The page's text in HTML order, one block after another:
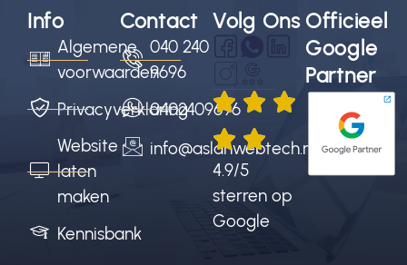
Info
Algemene
voorwaarden
Privacyverklaring
Website
laten
maken
Kennisbank
Contact
040 240
9696
0402409696
info@aslanwebtech.nl
Volg Ons
4.9/5
sterren op
Google
Officieel
Google
Partner